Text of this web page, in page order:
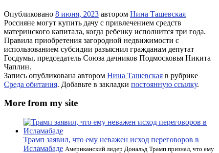
Опубликовано 8 июня, 2023 автором Нина Ташевская
Россияне могут купить дачу с привлечением средств
материнского капитала, когда ребенку исполнится три года.
Правила приобретения загородной недвижимости с
использованием субсидии разъяснил гражданам депутат
Госдумы, председатель Союза дачников Подмосковья Никита
Чаплин.
Запись опубликована автором Нина Ташевская в рубрике
Среда обитания. Добавьте в закладки постоянную ссылку.
More from my site
Трамп заявил, что ему неважен исход переговоров в
Исламабаде Американский лидер Дональд Трамп признал, что ему